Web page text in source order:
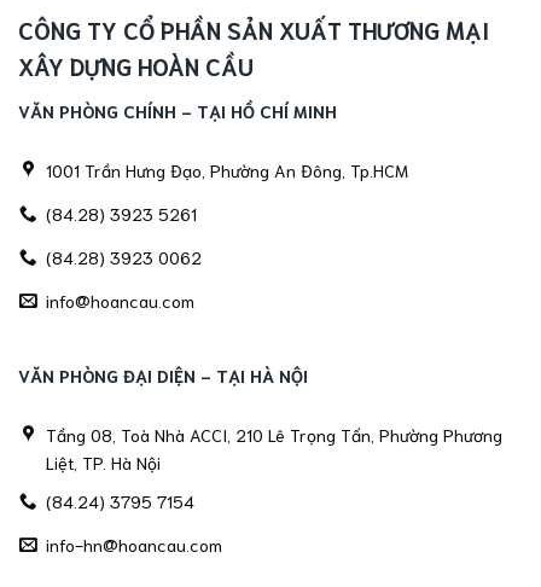
CÔNG TY CỔ PHẦN SẢN XUẤT THƯƠNG MẠI
XÂY DỰNG HOÀN CẦU
VĂN PHÒNG CHÍNH - TẠI HỒ CHÍ MINH
1001 Trần Hưng Đạo, Phường An Đông, Tp.HCM
(84.28) 3923 5261
(84.28) 3923 0062
info@hoancau.com
VĂN PHÒNG ĐẠI DIỆN - TẠI HÀ NỘI
Tầng 08, Toà Nhà ACCI, 210 Lê Trọng Tấn, Phường Phương
Liệt, TP. Hà Nội
(84.24) 3795 7154
info-hn@hoancau.com